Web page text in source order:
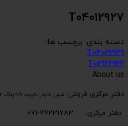
T04012927
دسته بندی: برچسب ها:
T04022929
T03122922
About us
دفتر مرکزی فروش: شیراز،تاچارا،کوچه 9/6 پلاک 47 طبقه همکف
دفتر مرکزی: 36231783-071